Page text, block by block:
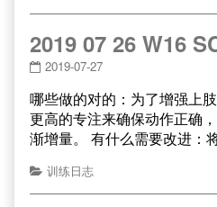
2019 07 26 W16
2019-07-27
哪些做的对的：为了增强上
更高的专注来确保动作正确
渐增量。 有什么需要改进：
训练日志